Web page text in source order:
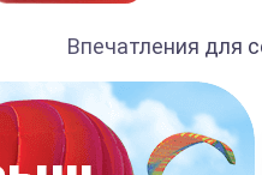
Впечатления для